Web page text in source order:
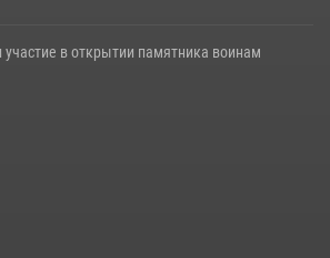
в открытии памятника воинам